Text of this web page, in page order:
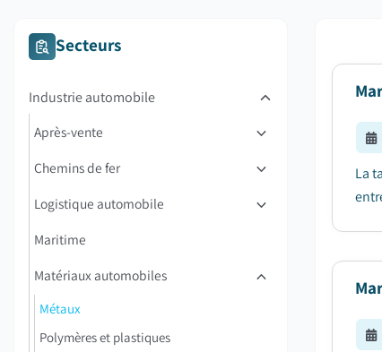
Secteurs
Industrie automobile
Après-vente
Chemins de fer
Logistique automobile
Maritime
Matériaux automobiles
Métaux
Polymères et plastiques
La